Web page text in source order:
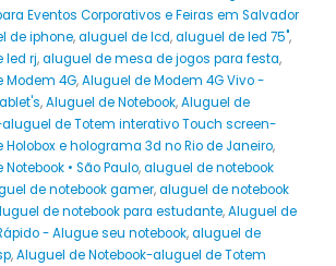
Eventos Corporativos e Feiras em Salvador
de iphone,aluguel de lcd,aluguel de led 75",
led rj,aluguel de mesa de jogos para festa,
Modem 4G,Aluguel de Modem 4G Vivo -
,Aluguel de Notebook,Aluguel de
aluguel de Totem interativo Touch screen-
Holobox e holograma 3d no Rio de Janeiro,
• São Paulo,aluguel de notebook
de notebook gamer,aluguel de notebook
de notebook para estudante,Aluguel de
- Alugue seu notebook,aluguel de
,Aluguel de Notebook-aluguel de Totem